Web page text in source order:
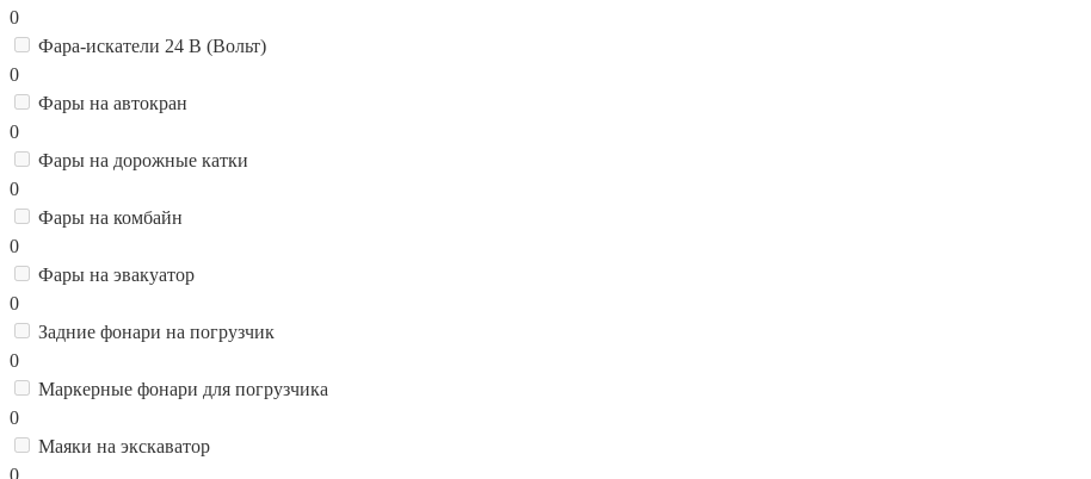
0
Фара-искатели 24 В (Вольт)
0
Фары на автокран
0
Фары на дорожные катки
0
Фары на комбайн
0
Фары на эвакуатор
0
Задние фонари на погрузчик
0
Маркерные фонари для погрузчика
0
Маяки на экскаватор
0